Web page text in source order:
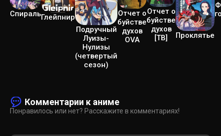
СпиральГлейпнир
Подручный
Луизы-
Нулизы
(четвертый
сезон)
Отчет о
буйстве
духов
OVA
Отчет о
буйстве
духов
[ТВ]
Проклятье
Комментарии к аниме
Понравилось или нет? Расскажите в комментариях!